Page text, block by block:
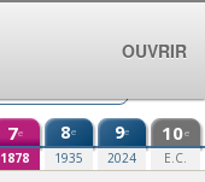
7e
1878
8e
1935
9e
2024
10e
E.C.
OUVRIR